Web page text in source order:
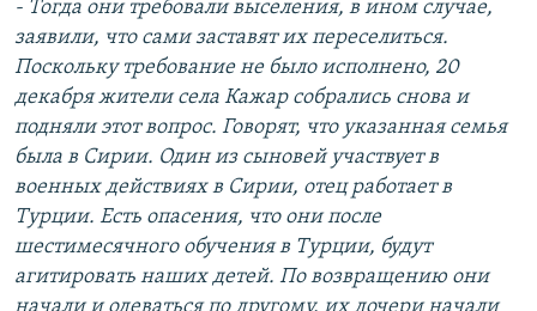
- Тогда они требовали выселения, в ином случае,
заявили, что сами заставят их переселиться.
Поскольку требование не было исполнено, 20
декабря жители села Кажар собрались снова и
подняли этот вопрос. Говорят, что указанная семья
была в Сирии. Один из сыновей участвует в
военных действиях в Сирии, отец работает в
Турции. Есть опасения, что они после
шестимесячного обучения в Турции, будут
агитировать наших детей. По возвращению они